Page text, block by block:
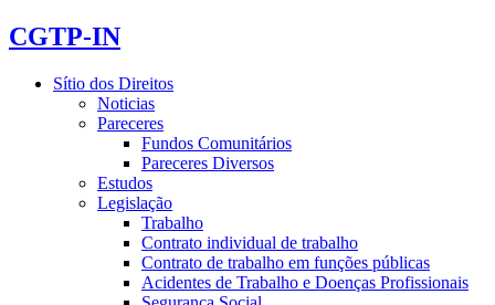
CGTP-IN
Sítio dos Direitos
Noticias
Pareceres
Fundos Comunitários
Pareceres Diversos
Estudos
Legislação
Trabalho
Contrato individual de trabalho
Contrato de trabalho em funções públicas
Acidentes de Trabalho e Doenças Profissionais